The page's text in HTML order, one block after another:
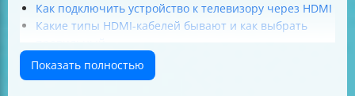
Как подключить устройство к телевизору через HDMI
Какие типы HDMI-кабелей бывают и как выбрать
Как подключить устройство с другим разъёмом к
телевизору через HDMI
Показать полностью